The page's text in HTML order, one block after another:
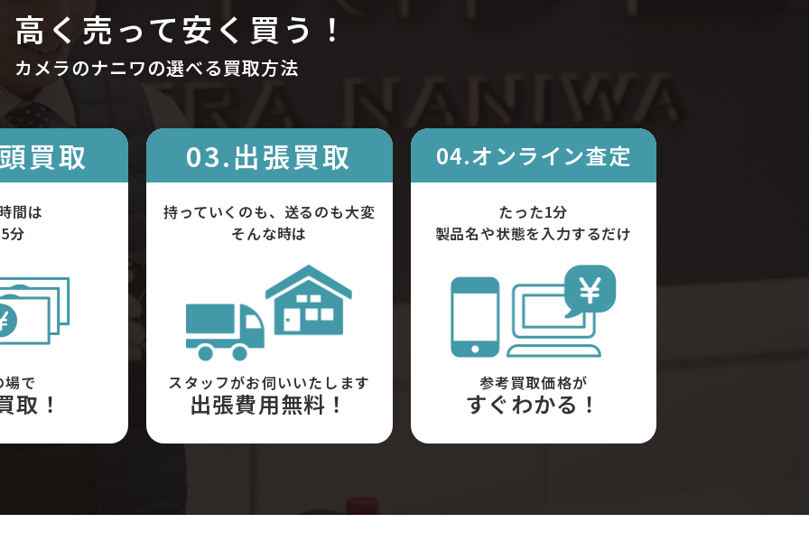
高く売って安く買う！
カメラのナニワの選べる買取方法
買取
間は
分
場で
取！
03.出張買取
持っていくのも、送るのも大変
そんな時は
スタッフがお伺いいたします
出張費用無料！
04.オンライン査定
たった1分
製品名や状態を入力するだけ
参考買取価格が
すぐわかる！